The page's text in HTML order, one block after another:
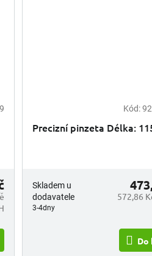
Kód:
Precizní pinzeta Délka:
Skladem u
dodavatele
3-4dny
572,86
Do